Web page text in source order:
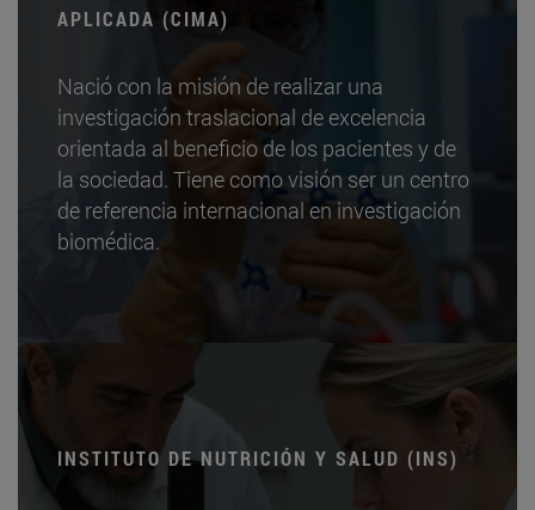
APLICADA (CIMA)
Nació con la misión de realizar una
investigación traslacional de excelencia
orientada al beneficio de los pacientes y de
la sociedad. Tiene como visión ser un centro
de referencia internacional en investigación
biomédica.
INSTITUTO DE NUTRICIÓN Y SALUD (INS)